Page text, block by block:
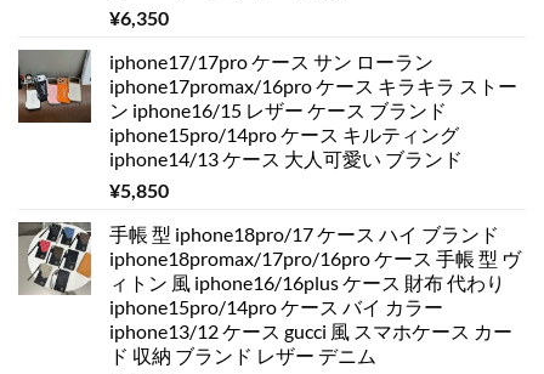
¥6,350
iphone17/17pro ケース サン ローラン
iphone17promax/16pro ケース キラキラ ストー
ン iphone16/15 レザー ケース ブランド
iphone15pro/14pro ケース キルティング
iphone14/13 ケース 大人可愛い ブランド
¥5,850
手帳 型 iphone18pro/17 ケース ハイ ブランド
iphone18promax/17pro/16pro ケース 手帳 型 ヴ
ィトン 風 iphone16/16plus ケース 財布 代わり
iphone15pro/14pro ケース バイ カラー
iphone13/12 ケース gucci 風 スマホケース カー
ド 収納 ブランド レザー デニム